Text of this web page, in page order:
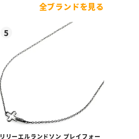
全ブランドを見る
リリーエルランドソン プレイフォー